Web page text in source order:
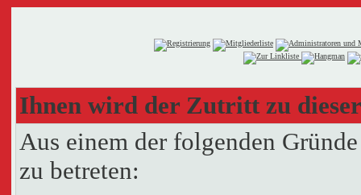
Ihnen wird der Zutritt zu
Aus einem der folgenden
zu betreten: